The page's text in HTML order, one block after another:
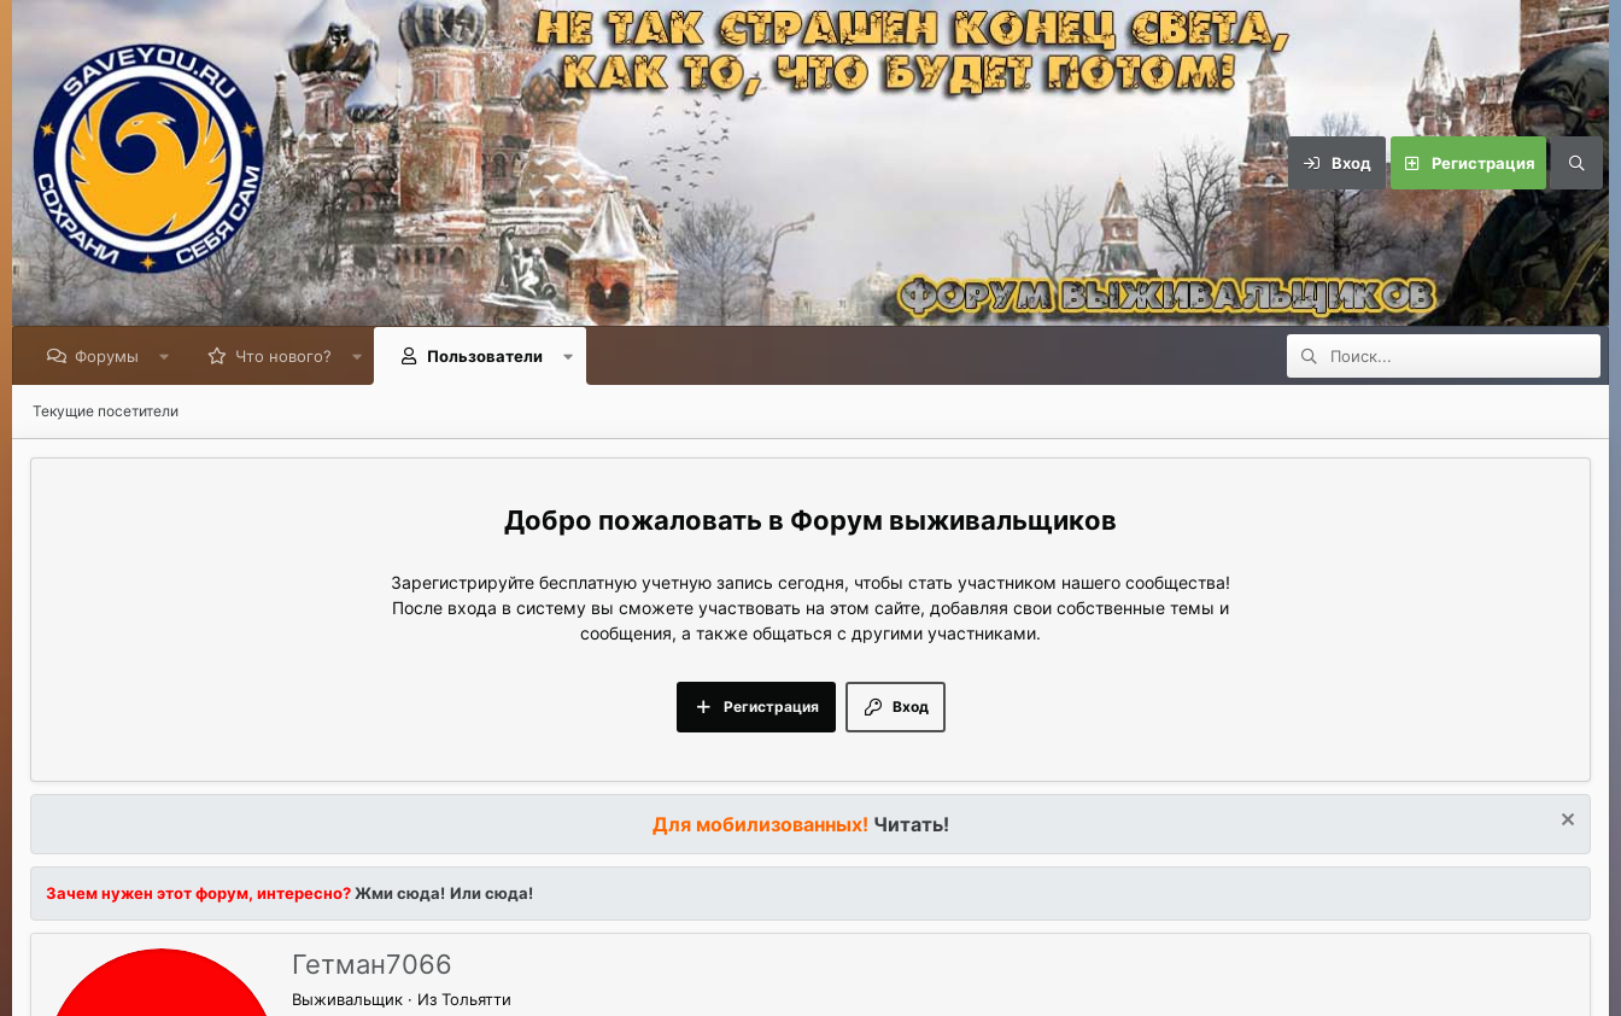
Вход Регистрация
Форумы Что нового? Пользователи
Текущие посетители
Форум выживальщиков
Зарегистрируйте бесплатную учетную запись сегодня, чтобы стать участником нашего сообщества!
После входа в систему вы сможете участвовать на этом сайте, добавляя свои собственные темы и
сообщения, а также общаться с другими участниками.
Вход
Регистрация
Для мобилизованных! Читать!
Зачем нужен этот форум, интересно?Жми сюда! Или сюда!
Гетман7066
Выживальщик · Из Тольятти